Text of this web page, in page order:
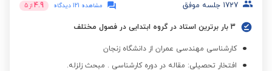
1727 جلسه موفق مشاهده 121 دیدگاه 4.9 از 5
3 بار برترین استاد در گروه ابتدایی در فصول مختلف
کارشناسی مهندسی عمران از دانشگاه زنجان
افتخار تحصیلی: مقاله در دوره کارشناسی . مبحث زلزله.